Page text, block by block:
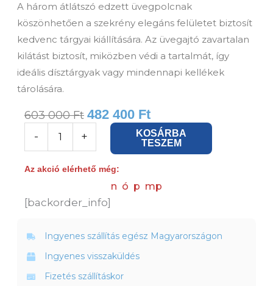
A három átlátszó edzett üvegpolcnak
köszönhetően a szekrény elegáns felületet biztosít
kedvenc tárgyai kiállítására. Az üvegajtó zavartalan
kilátást biztosít, miközben védi a tartalmát, így
ideális dísztárgyak vagy mindennapi kellékek
tárolására.
603 000Ft 482 400 Ft
-
Melody
szekrény,
tölgy
+
KOSÁRBA
TESZEM
Az akció elérhető még:
n ó p mp
[backorder_info]
Ingyenes szállítás egész Magyarországon
Ingyenes visszaküldés
Fizetés szállításkor